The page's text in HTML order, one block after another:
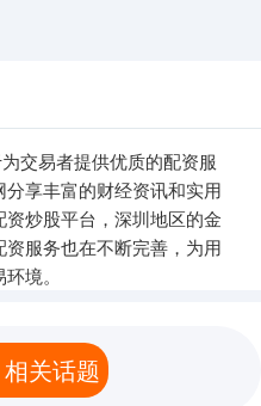
交易者提供优质的配资服
享丰富的财经资讯和实用
炒股平台，深圳地区的金
服务也在不断完善，为用
境。
关话题